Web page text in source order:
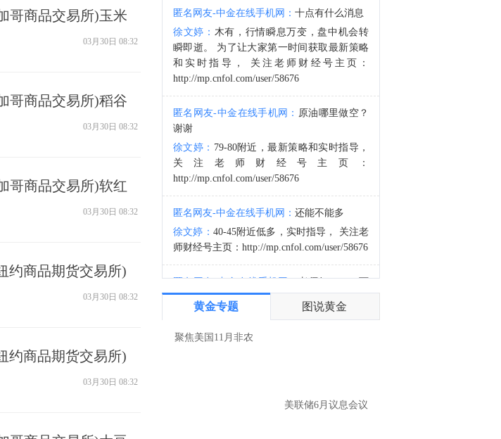
哥商品交易所)玉米
03月30日 08:32
哥商品交易所)稻谷
03月30日 08:32
哥商品交易所)软红
03月30日 08:32
约商品期货交易所)
03月30日 08:32
约商品期货交易所)
03月30日 08:32
金十数据8月8日讯，据一名美国官员称，乌克兰已同意不针对一些非俄罗斯籍的油轮以及对哈萨克斯坦原油出口至关重要的黑海基础设施。此前，上个月对船只的袭击导致装货中断。该美国官员表示，乌克兰已设立联络点，以便商业航运公司能够沟通信息并确保安全通行。此次承诺是在美国高级政府领导人与乌克兰领导层举行会议后达成的，标志着可能在地区石油运输量增加方面迈出重要一步。此前，由于近期多次袭击发生在俄罗斯新罗西斯克的里海管道联盟终端附近，导致该地区的活动大幅降温。
09:00:18
VIP限时95折，全新持仓报告焕新升级，新增期权增减占比，获取多空突破动能！月均342元/月起>>
匿名网友-中金在线手机网： 十点有什么消息
徐文婷： 木有，行情瞬息万变，盘中机会转
瞬即逝。 为了让大家第一时间获取最新策略
和实时指导， 关注老师财经号主页：
http://mp.cnfol.com/user/58676
匿名网友-中金在线手机网： 原油哪里做空？
谢谢
徐文婷： 79-80附近，最新策略和实时指导，
关注老师财经号主页：
http://mp.cnfol.com/user/58676
匿名网友-中金在线手机网： 还能不能多
徐文婷： 40-45附近低多，实时指导， 关注老
师财经号主页：http://mp.cnfol.com/user/58676
匿名网友-中金在线手机网：老师好，4345可
以多吗？
让大家第一时间获取最新策略和实时指
匿名网友-中金在线手机网：
黄金多，看到什
黄金专题 图说黄金
聚焦美国11月非农
美联储6月议息会议